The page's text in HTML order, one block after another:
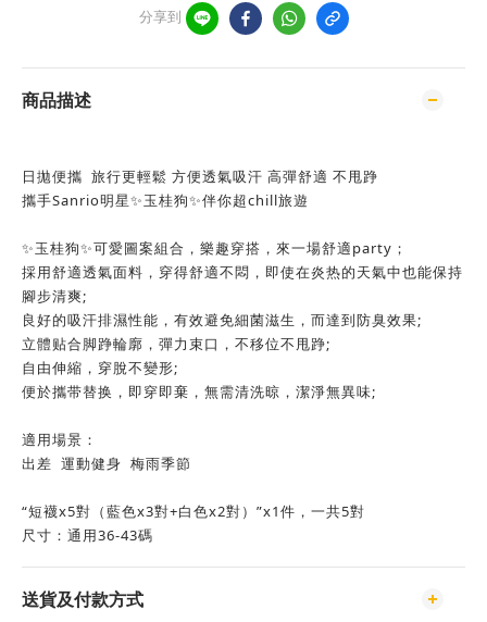
分享到
商品描述
日拋便攜 旅行更輕鬆 方便透氣吸汗 高彈舒適 不甩踭
攜手Sanrio明星✨玉桂狗✨伴你超chill旅遊
✨玉桂狗✨可愛圖案組合，樂趣穿搭，來一場舒適party；
採用舒適透氣面料，穿得舒適不悶，即使在炎热的天氣中也能保持
腳步清爽;
良好的吸汗排濕性能，有效避免細菌滋生，而達到防臭效果;
立體贴合脚踭輪廓，彈力束口，不移位不甩踭;
自由伸縮，穿脫不變形;
便於攜带替换，即穿即棄，無需清洗晾，潔淨無異味;
適用場景：
出差 運動健身 梅雨季節
“短襪x5對（藍色x3對+白色x2對）”x1件，一共5對
尺寸：通用36-43碼
送貨及付款方式